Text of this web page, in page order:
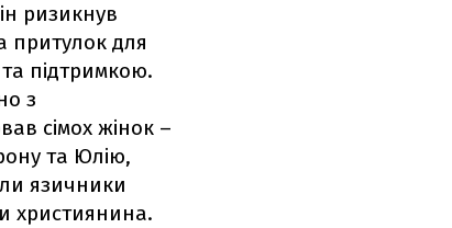
ризикнув
притулок для
підтримкою.
з
сімох жінок –
та Юлію,
язичники
християнина.